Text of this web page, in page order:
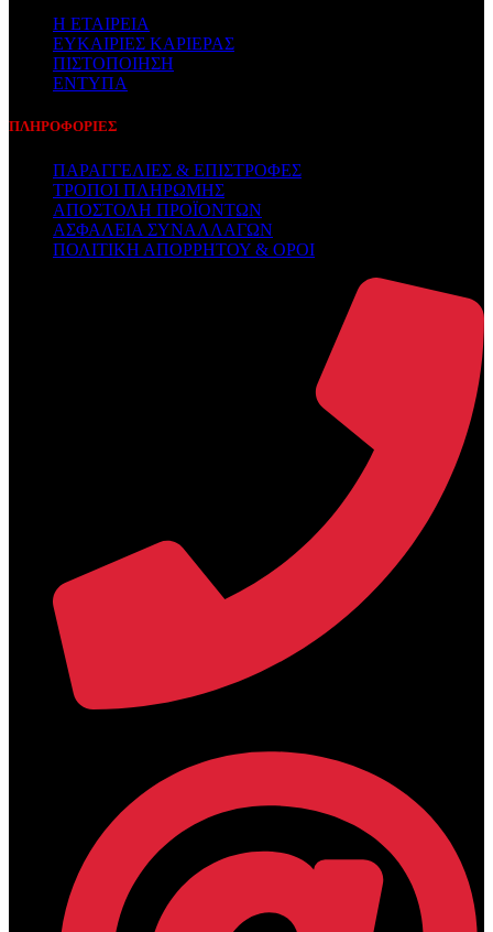
Η ΕΤΑΙΡΕΙΑ
ΕΥΚΑΙΡΙΕΣ ΚΑΡΙΕΡΑΣ
ΠΙΣΤΟΠΟΙΗΣΗ
ΕΝΤΥΠΑ
ΠΛΗΡΟΦΟΡΙΕΣ
ΠΑΡΑΓΓΕΛΙΕΣ & ΕΠΙΣΤΡΟΦΕΣ
ΤΡΟΠΟΙ ΠΛΗΡΩΜΗΣ
ΑΠΟΣΤΟΛΗ ΠΡΟΪΟΝΤΩΝ
ΑΣΦΑΛΕΙΑ ΣΥΝΑΛΛΑΓΩΝ
ΠΟΛΙΤΙΚΗ ΑΠΟΡΡΗΤΟΥ & ΟΡΟΙ